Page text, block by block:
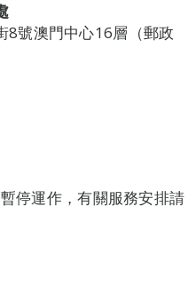
8號澳門中心16層（郵政
停運作，有關服務安排請